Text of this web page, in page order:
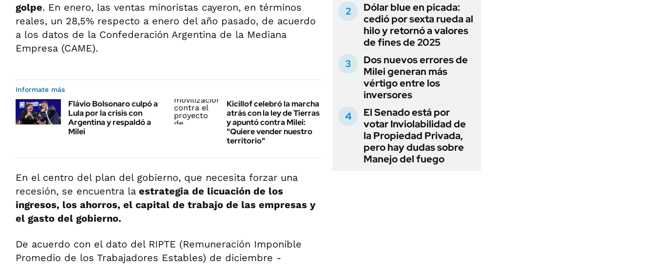
golpe. En enero, las ventas minoristas cayeron, en términos
reales, un 28,5% respecto a enero del año pasado, de acuerdo
a los datos de la Confederación Argentina de la Mediana
Empresa (CAME).
Informate más
Flávio Bolsonaro culpó a
Lula por la crisis con
Argentina y respaldó a
Milei
Kicillof celebró la marcha
atrás con la ley de Tierras
y apuntó contra Milei:
"Quiere vender nuestro
territorio"
En el centro del plan del gobierno, que necesita forzar una
recesión, se encuentra la estrategia de licuación de los
ingresos, los ahorros, el capital de trabajo de las empresas y
el gasto del gobierno.
De acuerdo con el dato del RIPTE (Remuneración Imponible
Promedio de los Trabajadores Estables) de diciembre -
Dólar blue en picada:
cedió por sexta rueda al
hilo y retornó a valores
de fines de 2025
Dos nuevos errores de
Milei generan más
vértigo entre los
inversores
El Senado está por
votar Inviolabilidad de
la Propiedad Privada,
pero hay dudas sobre
Manejo del fuego